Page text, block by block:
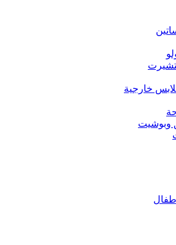
خارجية
وبوشيت